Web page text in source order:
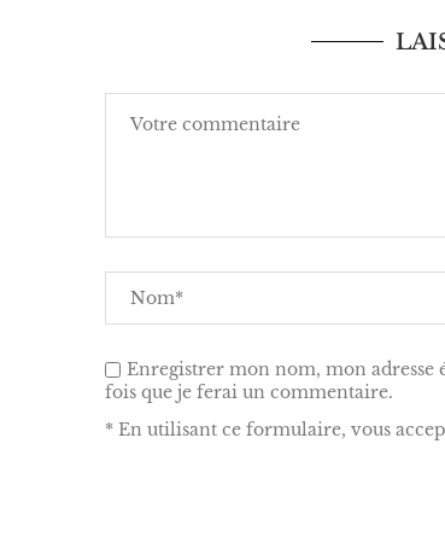
Enregistrer mon nom, mon
fois que je ferai un commentaire.
* En utilisant ce formulaire, vous